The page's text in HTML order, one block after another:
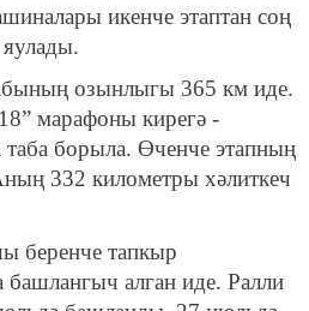
икенче этаптан соң
озынлыгы 365 км иде.
марафоны кирегә -
таба борыла. Өченче этапның
332 километры хәлиткеч
беренче тапкыр
башлангыч алган иде. Ралли